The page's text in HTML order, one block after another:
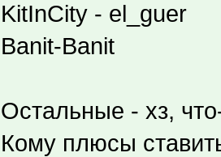
KitInCity - el_guer
Banit-Banit
Остальные - хз,
Кому плюсы